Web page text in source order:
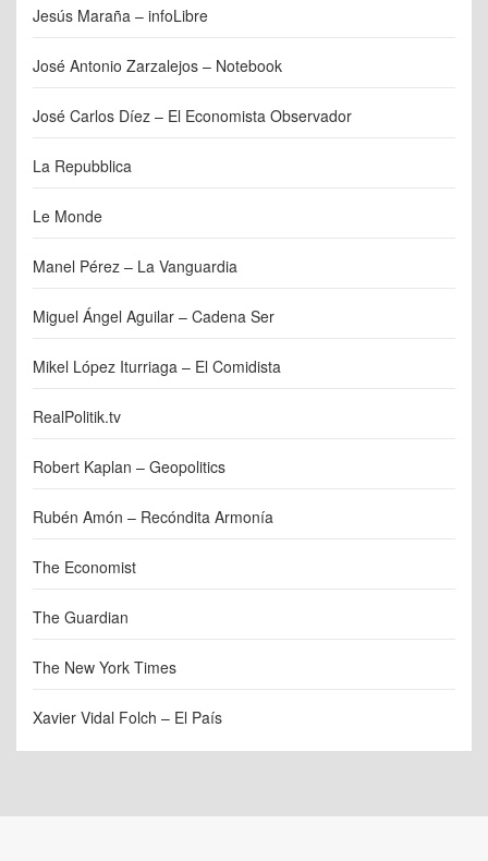
Jesús Maraña – infoLibre
José Antonio Zarzalejos – Notebook
José Carlos Díez – El Economista Observador
La Repubblica
Le Monde
Manel Pérez – La Vanguardia
Miguel Ángel Aguilar – Cadena Ser
Mikel López Iturriaga – El Comidista
RealPolitik.tv
Robert Kaplan – Geopolitics
Rubén Amón – Recóndita Armonía
The Economist
The Guardian
The New York Times
Xavier Vidal Folch – El País